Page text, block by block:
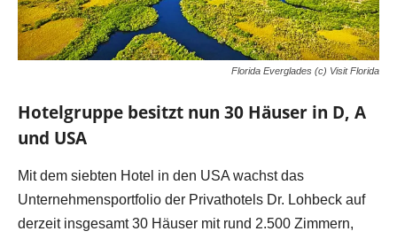
Florida Everglades (c) Visit Florida
Hotelgruppe besitzt nun 30 Häuser in D, A
und USA
Mit dem siebten Hotel in den USA wachst das
Unternehmensportfolio der Privathotels Dr. Lohbeck auf
derzeit insgesamt 30 Häuser mit rund 2.500 Zimmern,